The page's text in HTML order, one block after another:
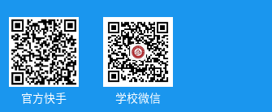
官方快手 学校微信